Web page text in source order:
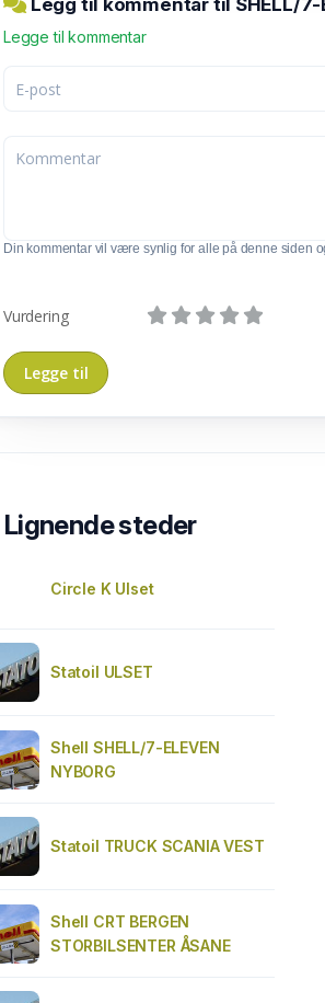
Legg til kommentar til SHELL/7-
Legge til kommentar
Din kommentar vil være synlig for alle på denne siden
Vurdering
Lignende steder
Circle K Ulset
Statoil ULSET
Shell SHELL/7-ELEVEN
NYBORG
Statoil TRUCK SCANIA VEST
Shell CRT BERGEN
STORBILSENTER ÅSANE